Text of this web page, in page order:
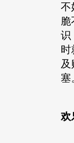
不
脆
识
时
及
塞
欢